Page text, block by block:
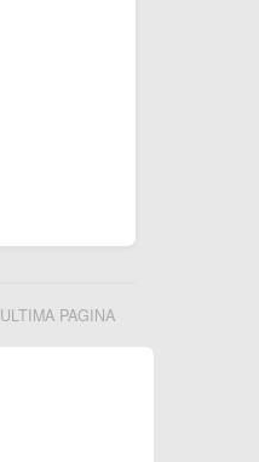
ULTIMA PAGINA